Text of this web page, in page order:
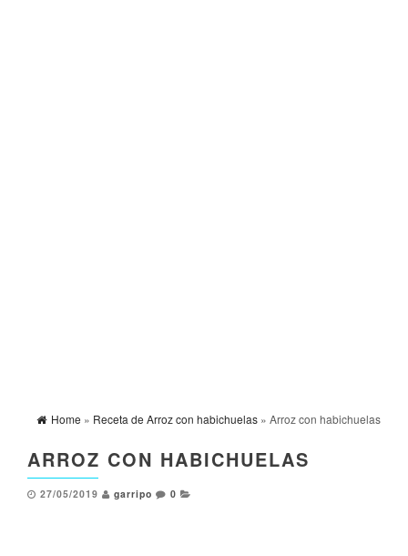
Home » Receta de Arroz con habichuelas » Arroz con habichuelas
ARROZ CON HABICHUELAS
27/05/2019 garripo 0